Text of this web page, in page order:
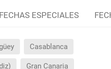
el bono de los
FECHAS ESPECIALES
Casablanca
Gran Canaria